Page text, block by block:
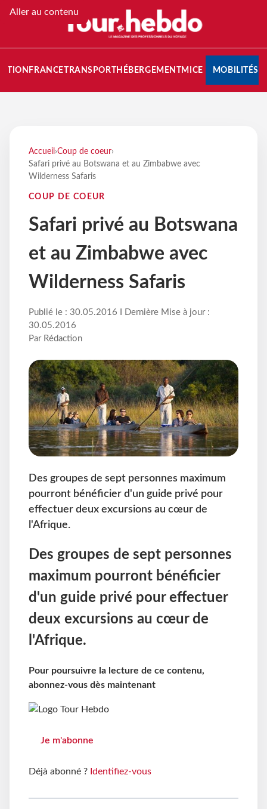
Aller au contenu
FRANCETRANSPORT HÉBERGEMENTMICE MOBILITÉS
Accueil ›Coup de coeur›
Safari privé au Botswana et au Zimbabwe avec
Wilderness Safaris
COUP DE COEUR
Safari privé au Botswana
et au Zimbabwe avec
Wilderness Safaris
Publié le : 30.05.2016 I Dernière Mise à jour :
30.05.2016
Par Rédaction
Des groupes de sept personnes maximum
pourront bénéficier d'un guide privé pour
effectuer deux excursions au cœur de
l'Afrique.
Des groupes de sept personnes
maximum pourront bénéficier
d'un guide privé pour effectuer
deux excursions au cœur de
l'Afrique.
Pour poursuivre la lecture de ce contenu,
abonnez-vous dès maintenant
Je m'abonne
Déjà abonné ? Identifiez-vous